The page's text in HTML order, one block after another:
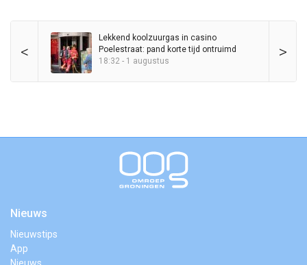
< >
Lekkend koolzuurgas in casino
Poelestraat: pand korte tijd ontruimd
18:32 - 1 augustus
Nieuws
Nieuwstips
App